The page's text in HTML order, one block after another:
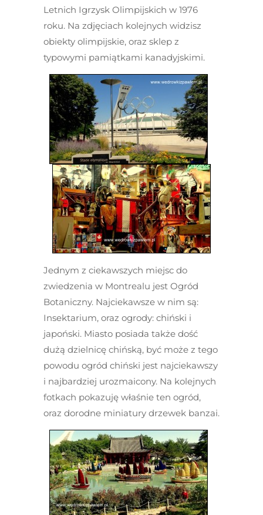
Letnich Igrzysk Olimpijskich w 1976
roku. Na zdjęciach kolejnych widzisz
obiekty olimpijskie, oraz sklep z
typowymi pamiątkami kanadyjskimi.
Jednym z ciekawszych miejsc do
zwiedzenia w Montrealu jest Ogród
Botaniczny. Najciekawsze w nim są:
Insektarium, oraz ogrody: chiński i
japoński. Miasto posiada także dość
dużą dzielnicę chińską, być może z tego
powodu ogród chiński jest najciekawszy
i najbardziej urozmaicony. Na kolejnych
fotkach pokazuję właśnie ten ogród,
oraz dorodne miniatury drzewek banzai.